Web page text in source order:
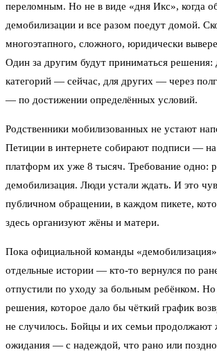
переломным. Но не в виде «дня Икс», когда
демобилизации и все разом поедут домой.
многоэтапного, сложного, юридически
Один за другим будут приниматься решения:
категорий — сейчас, для других — через
— по достижении определённых условий.
Родственники мобилизованных не устают
Петиции в интернете собирают подписи —
платформ их уже 8 тысяч. Требование одно:
демобилизация. Люди устали ждать. И это
публичном обращении, в каждом пикете,
здесь организуют жёны и матери.
Пока официальной команды
отдельные истории — кто-то вернулся по
отпустили по уходу за больным ребёнком. Но
решения, которое дало бы чёткий график
не случилось. Бойцы и их семьи продолжают
ожидания — с надеждой, что рано или поздно